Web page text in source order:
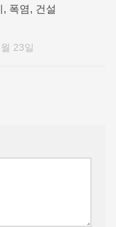
폭염, 건설
23일